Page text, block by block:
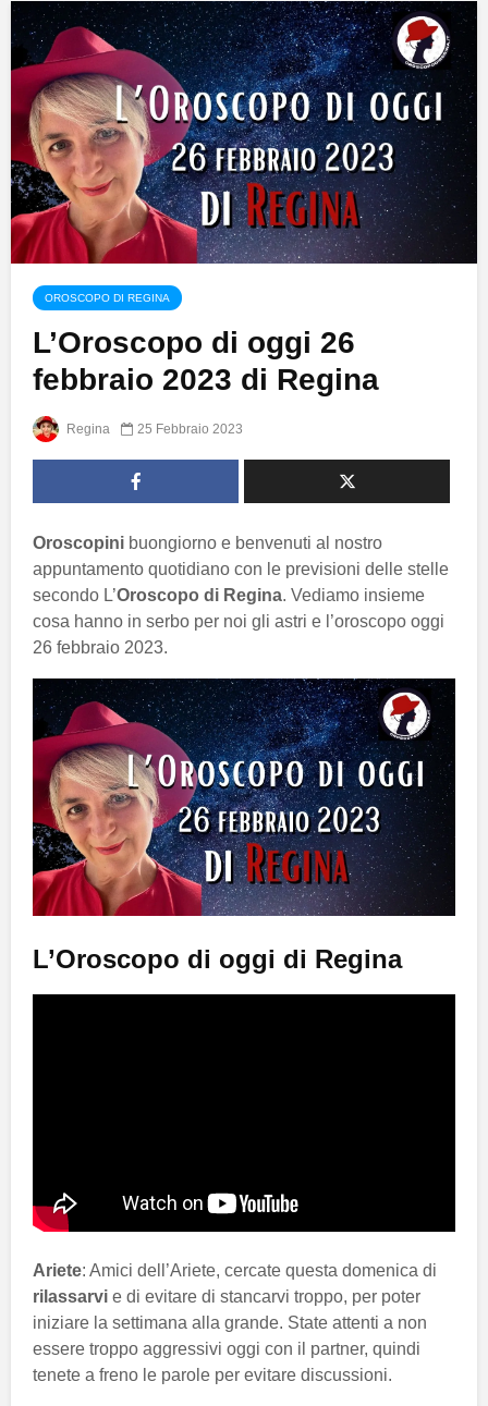
OROSCOPO DI REGINA
L’Oroscopo di oggi 26
febbraio 2023 di Regina
Regina 25 Febbraio 2023
Oroscopini buongiorno e benvenuti al nostro
appuntamento quotidiano con le previsioni delle stelle
secondo L’Oroscopo di Regina. Vediamo insieme
cosa hanno in serbo per noi gli astri e l’oroscopo oggi
26 febbraio 2023.
L’Oroscopo di oggi di Regina
Ariete: Amici dell’Ariete, cercate questa domenica di
rilassarvi e di evitare di stancarvi troppo, per poter
iniziare la settimana alla grande. State attenti a non
essere troppo aggressivi oggi con il partner, quindi
tenete a freno le parole per evitare discussioni.